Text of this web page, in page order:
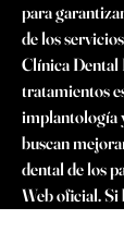
para
de los
Clínica Dental
tratamientos
implantología
buscan
dental de los
Web oficial. Si